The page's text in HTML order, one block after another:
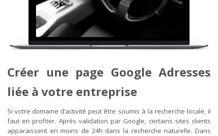
Créer une page Google Adresses
liée à votre entreprise
Si votre domaine d’activité peut être soumis à la recherche locale, il
faut en profiter. Après validation par Google, certains sites clients
apparaissent en moins de 24h dans la recherche naturelle. Dans